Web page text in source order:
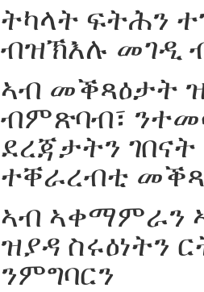
ትካላት ፍትሕን
ብዝኽእሉ መገዲ
ኣብ መቕጻዕታት
ብምጽባብ፣
ደረጃታትን
ተቐራረብቲ
ኣብ ኣቀማምራን
ዝያዳ ስሩዕነትን
ንምግባርን